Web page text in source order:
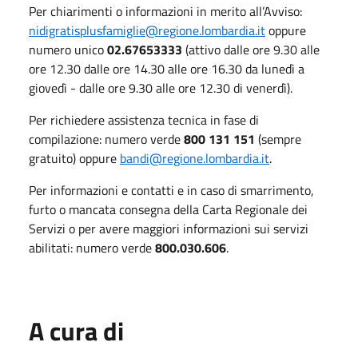
Per chiarimenti o informazioni in merito all’Avviso:
nidigratisplusfamiglie@regione.lombardia.itoppure
numero unico02.67653333 (attivo dalle ore 9.30 alle
ore 12.30 dalle ore 14.30 alle ore 16.30 da lunedì a
giovedì - dalle ore 9.30 alle ore 12.30 di venerdì).
Per richiedere assistenza tecnica in fase di
compilazione: numero verde800 131 151 (sempre
gratuito) oppure bandi@regione.lombardia.it.
Per informazioni e contatti e in caso di smarrimento,
furto o mancata consegna della Carta Regionale dei
Servizi o per avere maggiori informazioni sui servizi
abilitati: numero verde800.030.606.
A cura di